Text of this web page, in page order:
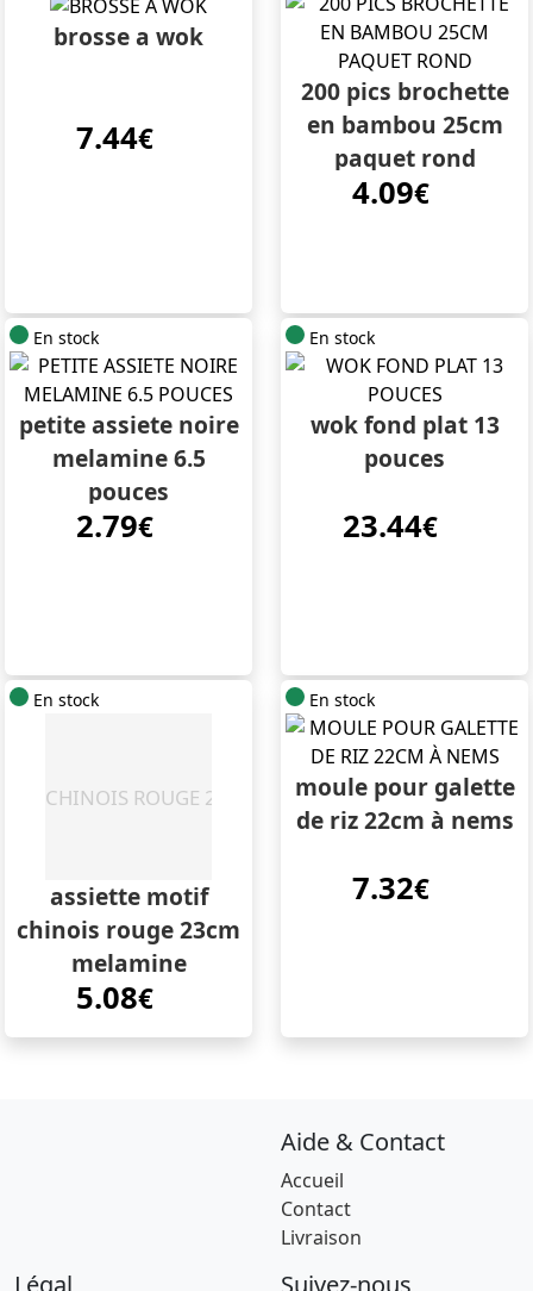
brosse a wok
7.44€
200 pics brochette
en bambou 25cm
paquet rond
4.09€
En stock
petite assiete noire
melamine 6.5
pouces
2.79€
En stock
wok fond plat 13
pouces
23.44€
En stock
assiette motif
chinois rouge 23cm
melamine
5.08€
En stock
moule pour galette
de riz 22cm à nems
7.32€
Aide & Contact
Accueil
Contact
Livraison